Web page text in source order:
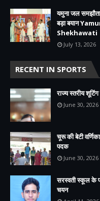
यमुना जल
बड़ा बयान
Shekhawati
July 13, 2026
RECENT IN SPORTS
राज्य स्तरीय
June 30, 2026
चूरू की बेटी
पदक
June 30, 2026
सरस्वती स्कूल के
चयन